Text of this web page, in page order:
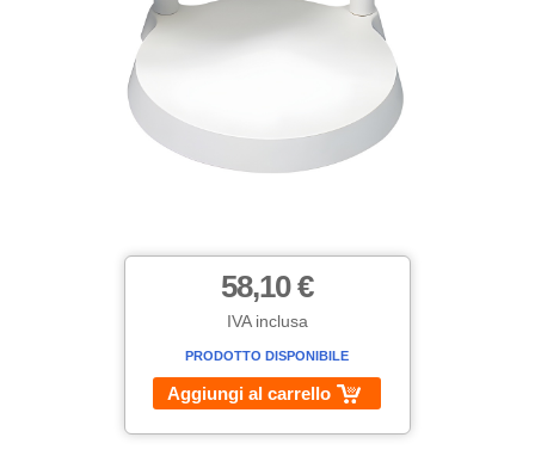
58,10 €
IVA inclusa
PRODOTTO DISPONIBILE
Aggiungi al carrello